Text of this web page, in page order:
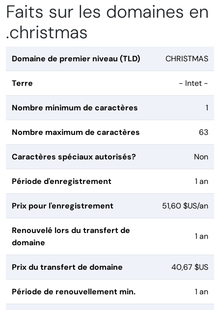
Faits sur les domaines en
.christmas
Domaine de premier niveau (TLD) CHRISTMAS
Terre - Intet -
Nombre minimum de caractères 1
Nombre maximum de caractères 63
Caractères spéciaux autorisés? Non
Période d'enregistrement 1 an
Prix pour l'enregistrement 51,60 $US/an
Renouvelé lors du transfert de
domaine
1 an
Prix du transfert de domaine 40,67 $US
Période de renouvellement min. 1 an